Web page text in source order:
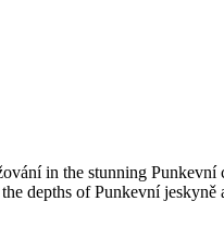
in the stunning
depths of Punkevní